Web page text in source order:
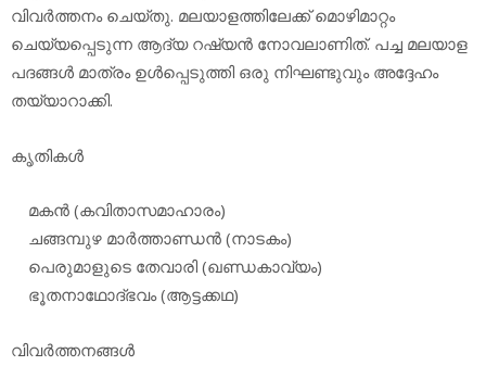
വിവര്‍ത്തനം ചെയ്തു. മലയാളത്തിലേക്ക് മൊഴിമാറ്റം
ചെയ്യപ്പെടുന്ന ആദ്യ റഷ്യന്‍ നോവലാണിത്. പച്ച മലയാള
പദങ്ങള്‍ മാത്രം ഉള്‍പ്പെടുത്തി ഒരു നിഘണ്ടുവും അദ്ദേഹം
തയ്യാറാക്കി.
കൃതികള്‍
മകന്‍ (കവിതാസമാഹാരം)
ചങ്ങമ്പുഴ മാര്‍ത്താണ്ഡന്‍ (നാടകം)
പെരുമാളുടെ തേവാരി (ഖണ്ഡകാവ്യം)
ഭൂതനാഥോദ്ഭവം (ആട്ടക്കഥ)
വിവര്‍ത്തനങ്ങള്‍